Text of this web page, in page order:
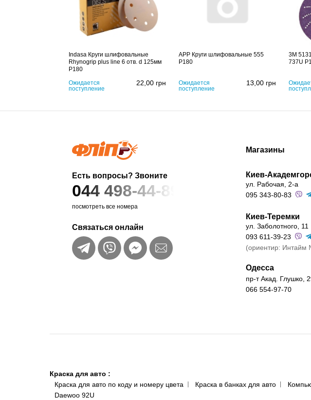
Indasa Круги шлифовальные
Rhynogrip plus line 6 отв. d 125мм
P180
Ожидается
поступление
22,00 грн
APP Круги шлифовальные 555
P180
Ожидается
поступление
13,00 грн
3M
737U
Есть вопросы? Звоните
044 498-44-89
посмотреть все номера
Связаться онлайн
Магазины
Киев-
ул. Рабочая, 2-а
095 343-80-83
Киев-Теремки
ул. Заболотного, 11
093 611-39-23
(ориентир: Интайм
Одесса
пр-т Акад. Глушко,
066 554-97-70
Краска для авто :
Краска для авто по коду и номеру цвета
Краска в банках для авто
Daewoo 92U